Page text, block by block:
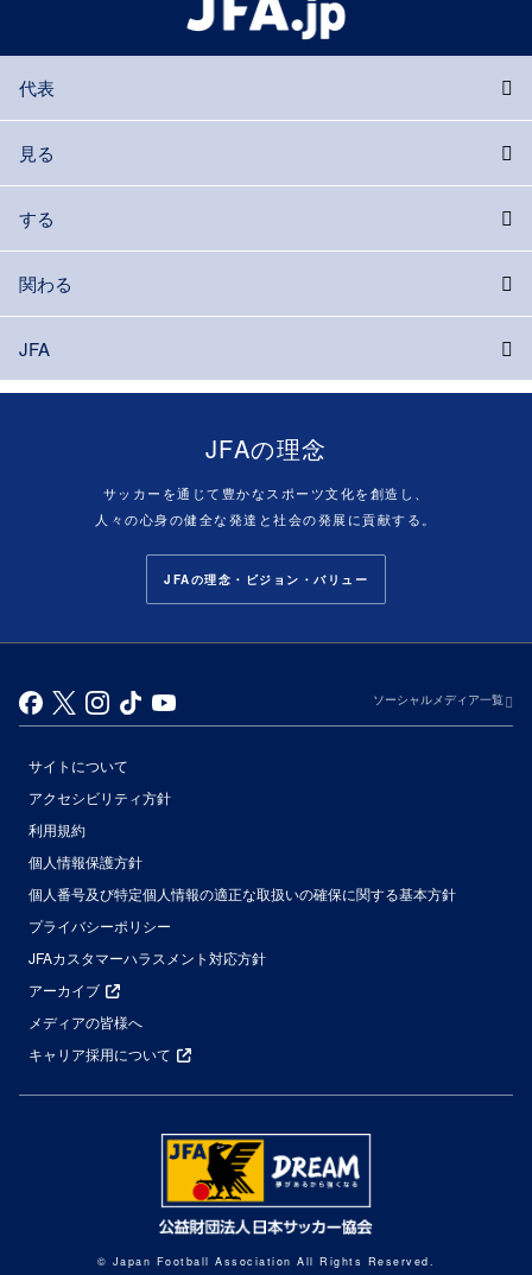
代表
見る
する
関わる
JFA
JFAの理念
サッカーを通じて豊かなスポーツ文化を創造し、
人々の心身の健全な発達と社会の発展に貢献する。
JFAの理念・ビジョン・バリュー
ソーシャルメディア一覧
サイトについて
アクセシビリティ方針
利用規約
個人情報保護方針
個人番号及び特定個人情報の適正な取扱いの確保に関する基本方針
プライバシーポリシー
JFAカスタマーハラスメント対応方針
アーカイブ
メディアの皆様へ
キャリア採用について
© Japan Football Association All Rights Reserved.